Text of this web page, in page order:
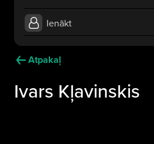
Ienākt
Atpakaļ
Ivars Kļavinskis